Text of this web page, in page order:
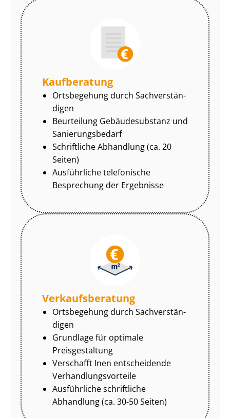
Kaufberatung
Ortsbegehung durch Sach­ver­stän­
di­gen
Beurteilung Gebäudesubstanz und
Sa­nie­rungs­be­darf
Schriftliche Abhandlung (ca. 20
Seiten)
Ausführliche telefonische
Besprechung der Ergebnisse
Ver­kaufs­be­ra­tung
Ortsbegehung durch Sach­ver­stän­
di­gen
Grundlage für optimale
Preisgestaltung
Verschafft Inen entscheidende
Ver­hand­lungs­vor­tei­le
Ausführliche schriftliche
Abhandlung (ca. 30-50 Seiten)